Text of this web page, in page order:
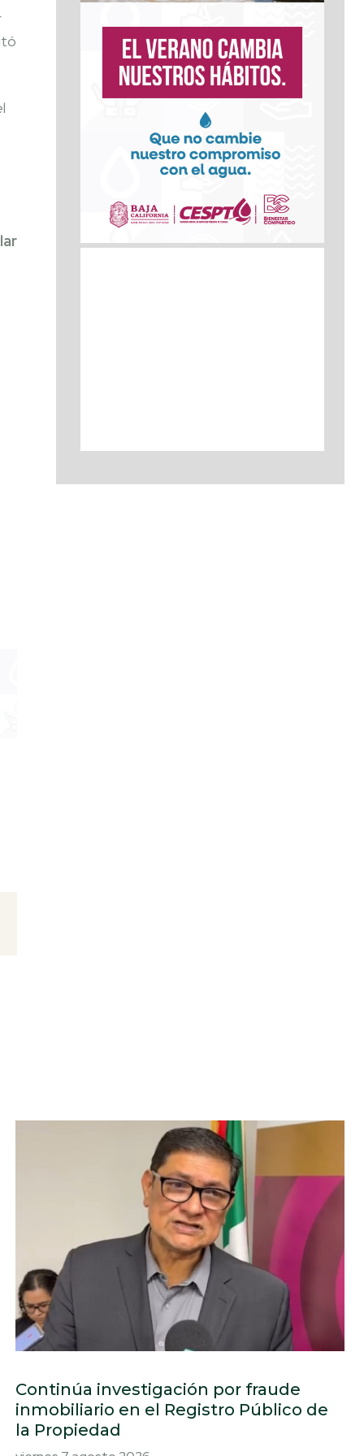
Continúa investigación por fraude
inmobiliario en el Registro Público de
la Propiedad